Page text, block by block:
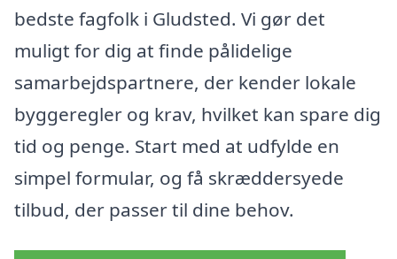
bedste fagfolk i Gludsted. Vi gør det
muligt for dig at finde pålidelige
samarbejdspartnere, der kender lokale
byggeregler og krav, hvilket kan spare dig
tid og penge. Start med at udfylde en
simpel formular, og få skræddersyede
tilbud, der passer til dine behov.